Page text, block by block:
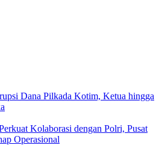
Dana Pilkada Kotim, Ketua hingga
Kolaborasi dengan Polri, Pusat
Operasional